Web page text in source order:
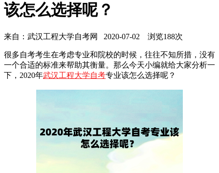
该怎么选择呢？
来自：武汉工程大学自考网 2020-07-02 浏览188次
很多自考考生在考虑专业和院校的时候，往往不知所措，没有
一个合适的标准来帮助其衡量。那么今天小编就给大家分析一
下，2020年武汉工程大学自考专业该怎么选择呢？